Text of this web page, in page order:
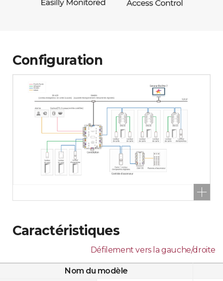
Configuration
Caractéristiques
Défilement vers la gauche/droite
Nom du modèle